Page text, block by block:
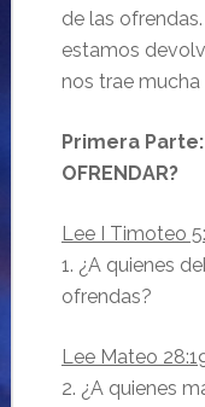
de las
estamos
nos trae mucha
Primera Parte:
OFRENDAR?
Lee I Timoteo
1. ¿A quienes
ofrendas?
Lee Mateo
2. ¿A quienes